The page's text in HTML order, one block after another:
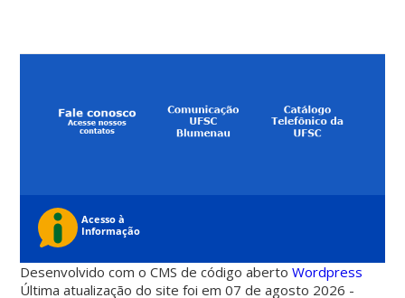
Desenvolvido com o CMS de código abertoWordpress
Última atualização do site foi em 07 de agosto 2026 -